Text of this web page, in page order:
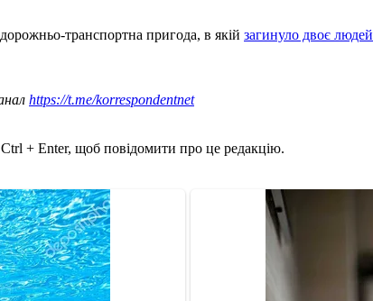
транспортна пригода, в якій загинуло двоє людей
https://t.me/korrespondentnet
+ Enter, щоб повідомити про це редакцію.